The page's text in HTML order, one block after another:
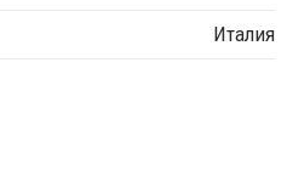
Италия